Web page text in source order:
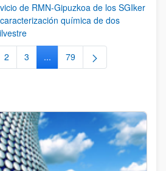
de RMN-Gipuzkoa de los SGIker
química de dos
Página
2 Página
3 ...Páginas intermedias Use TAB
Página
79